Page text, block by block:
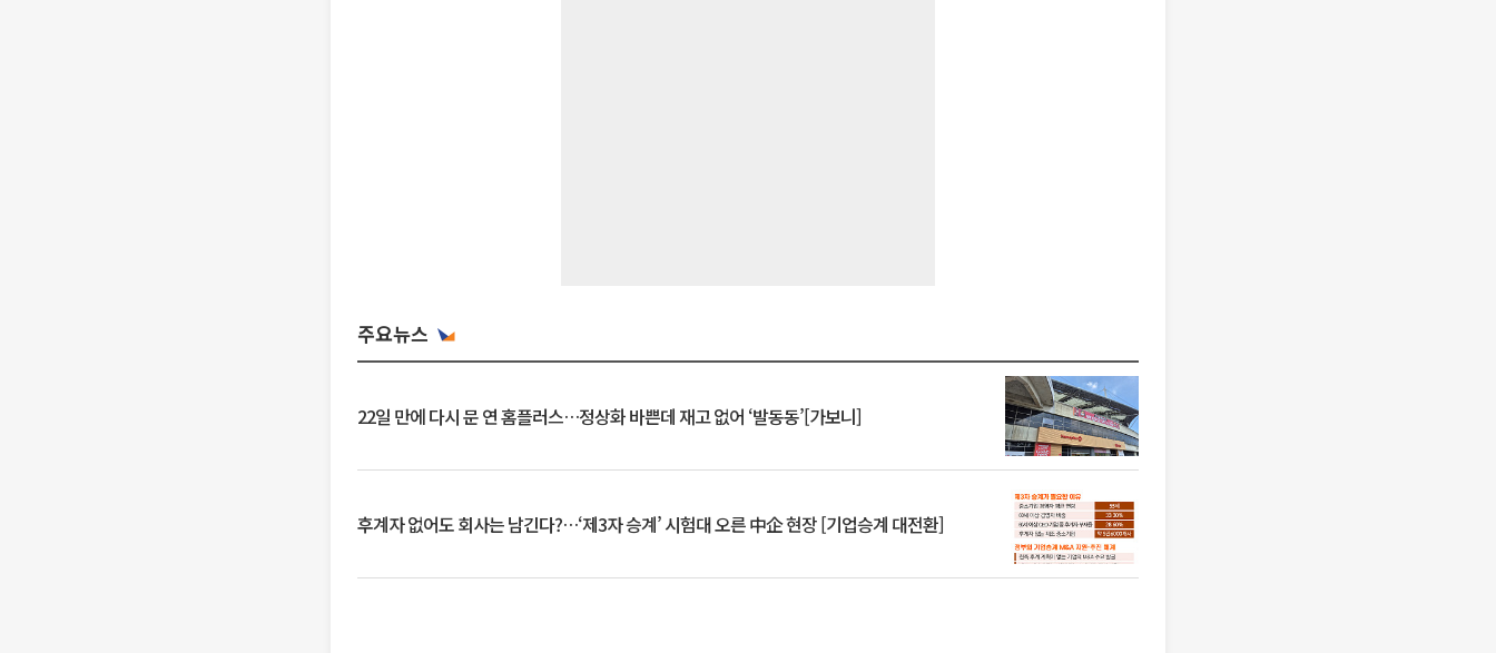
주요뉴스
22일 만에 다시 문 연 홈플러스…정상화 바쁜데 재고 없어 ‘발동동’[가보니]
후계자 없어도 회사는 남긴다?…‘제3자 승계’ 시험대 오른 中企 현장 [기업승계 대전환]